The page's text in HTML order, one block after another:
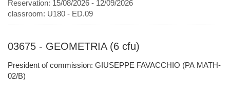
Reservation: 15/08/2026 - 12/09/2026
classroom: U180 - ED.09
03675 - GEOMETRIA (6 cfu)
President of commission: GIUSEPPE FAVACCHIO (PA MATH-
02/B)